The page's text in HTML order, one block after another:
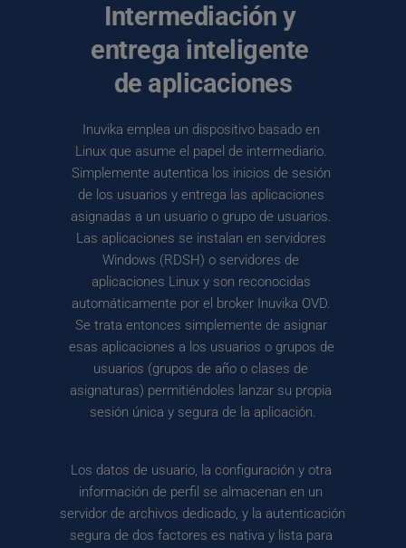
Intermediación y
entrega inteligente
de aplicaciones
Inuvika emplea un dispositivo basado en
Linux que asume el papel de intermediario.
Simplemente autentica los inicios de sesión
de los usuarios y entrega las aplicaciones
asignadas a un usuario o grupo de usuarios.
Las aplicaciones se instalan en servidores
Windows (RDSH) o servidores de
aplicaciones Linux y son reconocidas
automáticamente por el broker Inuvika OVD.
Se trata entonces simplemente de asignar
esas aplicaciones a los usuarios o grupos de
usuarios (grupos de año o clases de
asignaturas) permitiéndoles lanzar su propia
sesión única y segura de la aplicación.
Los datos de usuario, la configuración y otra
información de perfil se almacenan en un
servidor de archivos dedicado, y la autenticación
segura de dos factores es nativa y lista para